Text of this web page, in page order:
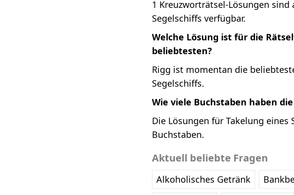
1 Kreuzworträtsel-Lösungen
Segelschiffs verfügbar.
Welche Lösung ist für die
beliebtesten?
Rigg ist momentan die
Segelschiffs.
Wie viele Buchstaben haben
Die Lösungen für Takelung
Buchstaben.
Aktuell beliebte Fragen
Alkoholisches Getränk